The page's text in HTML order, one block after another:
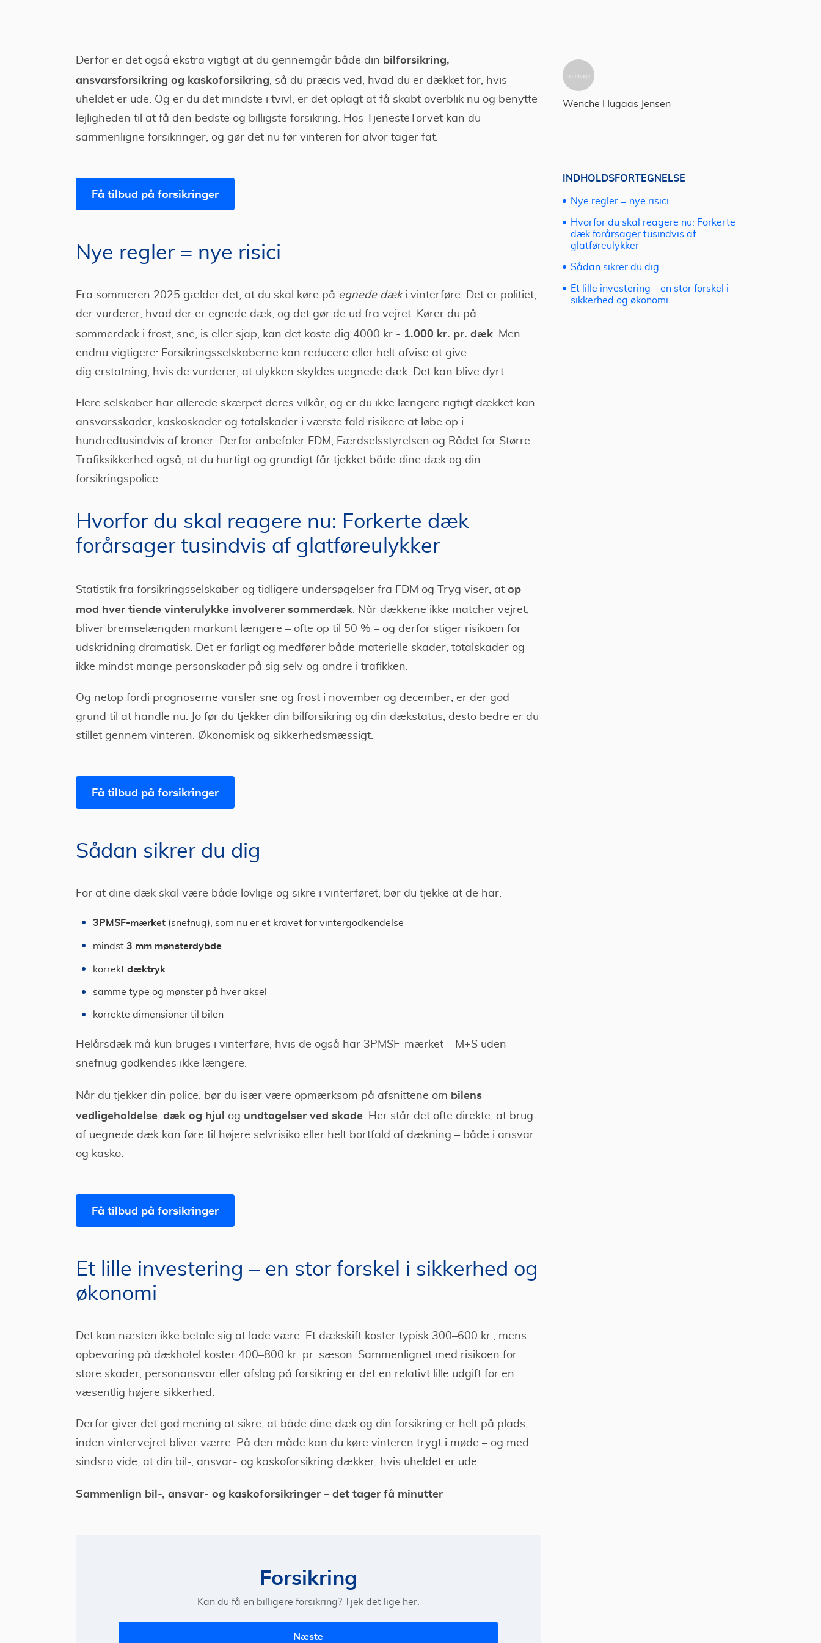
Derfor er det også ekstra vigtigt at du gennemgår både din bilforsikring,
ansvarsforsikring og kaskoforsikring, så du præcis ved, hvad du er dækket for, hvis
uheldet er ude. Og er du det mindste i tvivl, er det oplagt at få skabt overblik nu og benytte
lejligheden til at få den bedste og billigste forsikring. Hos TjenesteTorvet kan du
sammenligne forsikringer, og gør det nu før vinteren for alvor tager fat.
Få tilbud på forsikringer
Nye regler = nye risici
Fra sommeren 2025 gælder det, at du skal køre på egnede dæki vinterføre. Det er politiet,
der vurderer, hvad der er egnede dæk, og det gør de ud fra vejret. Kører du på
sommerdæk i frost, sne, is eller sjap, kan det koste dig 4000 kr - 1.000 kr. pr. dæk. Men
endnu vigtigere: Forsikringsselskaberne kan reducere eller helt afvise at give
dig erstatning, hvis de vurderer, at ulykken skyldes uegnede dæk. Det kan blive dyrt.
Flere selskaber har allerede skærpet deres vilkår, og er du ikke længere rigtigt dækket kan
ansvarsskader, kaskoskader og totalskader i værste fald risikere at løbe op i
hundredtusindvis af kroner. Derfor anbefaler FDM, Færdselsstyrelsen og Rådet for Større
Trafiksikkerhed også, at du hurtigt og grundigt får tjekket både dine dæk og din
forsikringspolice.
Hvorfor du skal reagere nu: Forkerte dæk
forårsager tusindvis af glatføreulykker
Statistik fra forsikringsselskaber og tidligere undersøgelser fra FDM og Tryg viser, at op
mod hver tiende vinterulykke involverer sommerdæk. Når dækkene ikke matcher vejret,
bliver bremselængden markant længere – ofte op til 50 % – og derfor stiger risikoen for
udskridning dramatisk. Det er farligt og medfører både materielle skader, totalskader og
ikke mindst mange personskader på sig selv og andre i trafikken.
Og netop fordi prognoserne varsler sne og frost i november og december, er der god
grund til at handle nu. Jo før du tjekker din bilforsikring og din dækstatus, desto bedre er du
stillet gennem vinteren. Økonomisk og sikkerhedsmæssigt.
Få tilbud på forsikringer
Sådan sikrer du dig
For at dine dæk skal være både lovlige og sikre i vinterføret, bør du tjekke at de har:
3PMSF-mærket (snefnug), som nu er et kravet for vintergodkendelse
mindst 3 mm mønsterdybde
korrekt dæktryk
samme type og mønster på hver aksel
korrekte dimensioner til bilen
Helårsdæk må kun bruges i vinterføre, hvis de også har 3PMSF-mærket – M+S uden
snefnug godkendes ikke længere.
Når du tjekker din police, bør du især være opmærksom på afsnittene om bilens
vedligeholdelse, dæk og hjul og undtagelser ved skade. Her står det ofte direkte, at brug
af uegnede dæk kan føre til højere selvrisiko eller helt bortfald af dækning – både i ansvar
og kasko.
Få tilbud på forsikringer
Et lille investering – en stor forskel i sikkerhed og
økonomi
Det kan næsten ikke betale sig at lade være. Et dækskift koster typisk 300–600 kr., mens
opbevaring på dækhotel koster 400–800 kr. pr. sæson. Sammenlignet med risikoen for
store skader, personansvar eller afslag på forsikring er det en relativt lille udgift for en
væsentlig højere sikkerhed.
Derfor giver det god mening at sikre, at både dine dæk og din forsikring er helt på plads,
inden vintervejret bliver værre. På den måde kan du køre vinteren trygt i møde – og med
sindsro vide, at din bil-, ansvar- og kaskoforsikring dækker, hvis uheldet er ude.
Sammenlign bil-, ansvar- og kaskoforsikringer – det tager få minutter
Forsikring
Kan du få en billigere forsikring? Tjek det lige her.
Næste
Wenche Hugaas Jensen
INDHOLDSFORTEGNELSE
Nye regler = nye risici
Hvorfor du skal reagere nu: Forkerte
dæk forårsager tusindvis af
glatføreulykker
Sådan sikrer du dig
Et lille investering – en stor forskel i
sikkerhed og økonomi